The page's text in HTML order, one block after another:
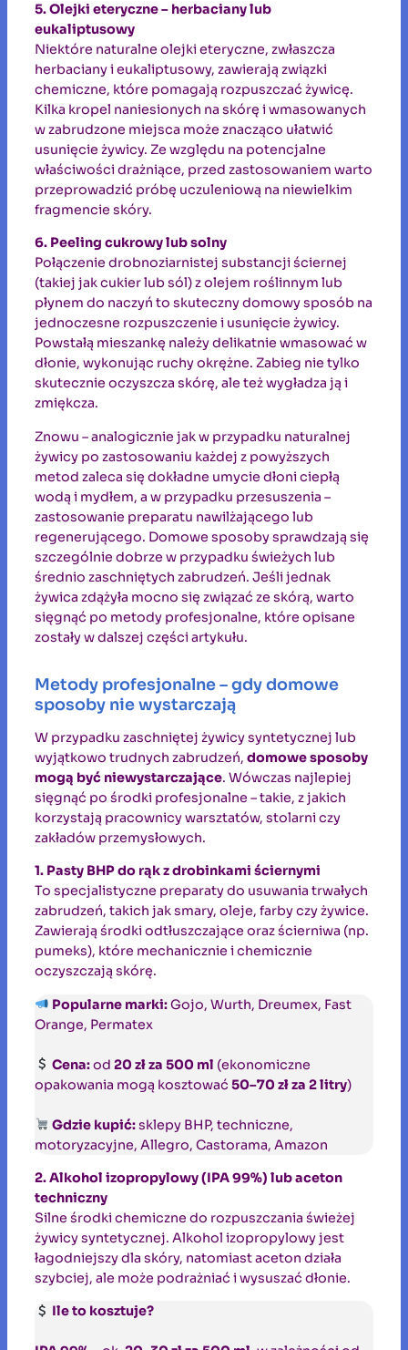
5. Olejki eteryczne – herbaciany lub
eukaliptusowy
Niektóre naturalne olejki eteryczne, zwłaszcza
herbaciany i eukaliptusowy, zawierają związki
chemiczne, które pomagają rozpuszczać żywicę.
Kilka kropel naniesionych na skórę i wmasowanych
w zabrudzone miejsca może znacząco ułatwić
usunięcie żywicy. Ze względu na potencjalne
właściwości drażniące, przed zastosowaniem warto
przeprowadzić próbę uczuleniową na niewielkim
fragmencie skóry.
6. Peeling cukrowy lub solny
Połączenie drobnoziarnistej substancji ściernej
(takiej jak cukier lub sól) z olejem roślinnym lub
płynem do naczyń to skuteczny domowy sposób na
jednoczesne rozpuszczenie i usunięcie żywicy.
Powstałą mieszankę należy delikatnie wmasować w
dłonie, wykonując ruchy okrężne. Zabieg nie tylko
skutecznie oczyszcza skórę, ale też wygładza ją i
zmiękcza.
Znowu – analogicznie jak w przypadku naturalnej
żywicy po zastosowaniu każdej z powyższych
metod zaleca się dokładne umycie dłoni ciepłą
wodą i mydłem, a w przypadku przesuszenia –
zastosowanie preparatu nawilżającego lub
regenerującego. Domowe sposoby sprawdzają się
szczególnie dobrze w przypadku świeżych lub
średnio zaschniętych zabrudzeń. Jeśli jednak
żywica zdążyła mocno się związać ze skórą, warto
sięgnąć po metody profesjonalne, które opisane
zostały w dalszej części artykułu.
Metody profesjonalne – gdy domowe
sposoby nie wystarczają
W przypadku zaschniętej żywicy syntetycznej lub
wyjątkowo trudnych zabrudzeń, domowe sposoby
mogą być niewystarczające. Wówczas najlepiej
sięgnąć po środki profesjonalne – takie, z jakich
korzystają pracownicy warsztatów, stolarni czy
zakładów przemysłowych.
1. Pasty BHP do rąk z drobinkami ściernymi
To specjalistyczne preparaty do usuwania trwałych
zabrudzeń, takich jak smary, oleje, farby czy żywice.
Zawierają środki odtłuszczające oraz ścierniwa (np.
pumeks), które mechanicznie i chemicznie
oczyszczają skórę.
Popularne marki:Gojo, Wurth, Dreumex, Fast
Orange, Permatex
Cena:od20 zł za 500 ml (ekonomiczne
opakowania mogą kosztować 50–70 zł za 2 litry)
Gdzie kupić:sklepy BHP, techniczne,
motoryzacyjne, Allegro, Castorama, Amazon
2. Alkohol izopropylowy (IPA 99%) lub aceton
techniczny
Silne środki chemiczne do rozpuszczania świeżej
żywicy syntetycznej. Alkohol izopropylowy jest
łagodniejszy dla skóry, natomiast aceton działa
szybciej, ale może podrażniać i wysuszać dłonie.
Ile to kosztuje?